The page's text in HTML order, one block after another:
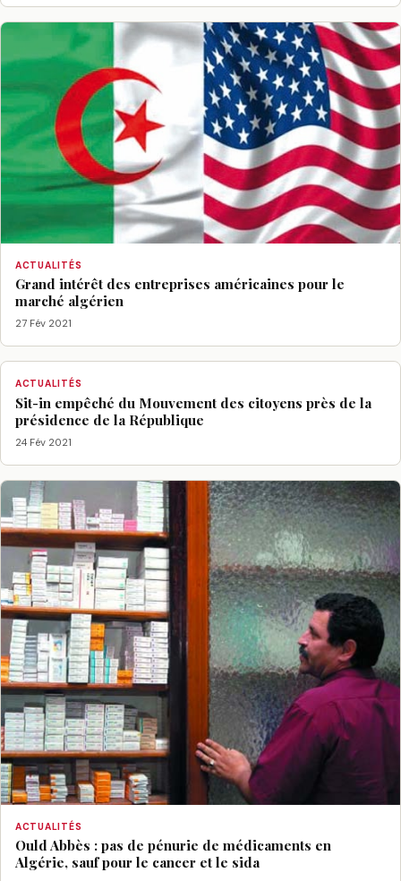
ACTUALITÉS
Grand intérêt des entreprises américaines pour le
marché algérien
27 Fév 2021
ACTUALITÉS
Sit-in empêché du Mouvement des citoyens près de la
présidence de la République
24 Fév 2021
ACTUALITÉS
Ould Abbès : pas de pénurie de médicaments en
Algérie, sauf pour le cancer et le sida